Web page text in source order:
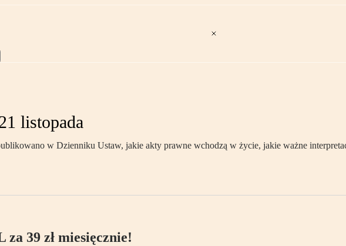
listopada
w Dzienniku Ustaw, jakie akty prawne wchodzą w życie, jakie ważne
39 zł miesięcznie!